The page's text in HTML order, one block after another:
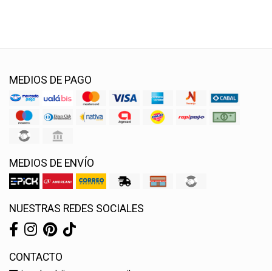
MEDIOS DE PAGO
MEDIOS DE ENVÍO
NUESTRAS REDES SOCIALES
CONTACTO